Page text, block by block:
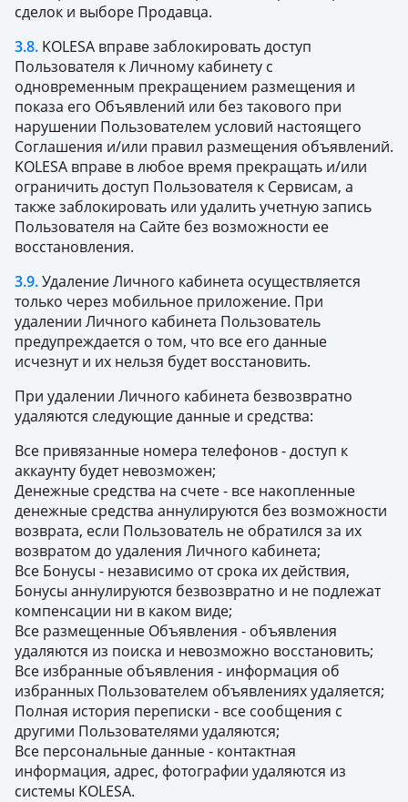
сделок и выборе Продавца.
3.8. KOLESA вправе заблокировать доступ
Пользователя к Личному кабинету с
одновременным прекращением размещения и
показа его Объявлений или без такового при
нарушении Пользователем условий настоящего
Соглашения и/или правил размещения объявлений.
KOLESA вправе в любое время прекращать и/или
ограничить доступ Пользователя к Сервисам, а
также заблокировать или удалить учетную запись
Пользователя на Сайте без возможности ее
восстановления.
3.9.Удаление Личного кабинета осуществляется
только через мобильное приложение. При
удалении Личного кабинета Пользователь
предупреждается о том, что все его данные
исчезнут и их нельзя будет восстановить.
При удалении Личного кабинета безвозвратно
удаляются следующие данные и средства:
Все привязанные номера телефонов - доступ к
аккаунту будет невозможен;
Денежные средства на счете - все накопленные
денежные средства аннулируются без возможности
возврата, если Пользователь не обратился за их
возвратом до удаления Личного кабинета;
Все Бонусы - независимо от срока их действия,
Бонусы аннулируются безвозвратно и не подлежат
компенсации ни в каком виде;
Все размещенные Объявления - объявления
удаляются из поиска и невозможно восстановить;
Все избранные объявления - информация об
избранных Пользователем объявлениях удаляется;
Полная история переписки - все сообщения с
другими Пользователями удаляются;
Все персональные данные - контактная
информация, адрес, фотографии удаляются из
системы KOLESA.